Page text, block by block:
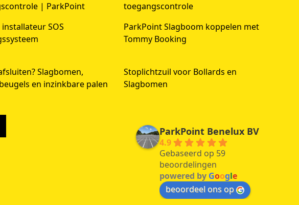
| ParkPoint
toegangscontrole
SOS
ParkPoint Slagboom koppelen met
Tommy Booking
Slagbomen,
en inzinkbare palen
Stoplichtzuil voor Bollards en
Slagbomen
ParkPoint Benelux BV
4.9
Gebaseerd op 59
beoordelingen
powered by Google
beoordeel ons op